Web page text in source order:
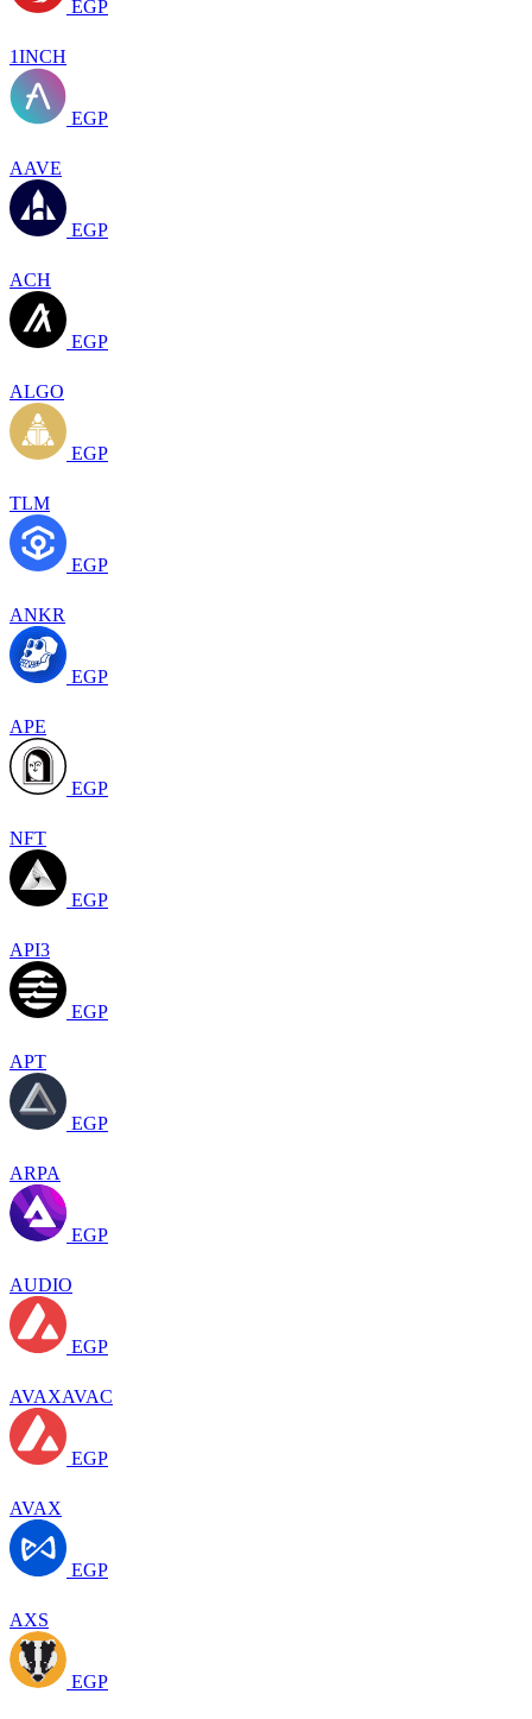
EGP
1INCH
EGP
AAVE
EGP
ACH
EGP
ALGO
EGP
TLM
EGP
ANKR
EGP
APE
EGP
NFT
EGP
API3
EGP
APT
EGP
ARPA
EGP
AUDIO
EGP
AVAXAVAC
EGP
AVAX
EGP
AXS
EGP